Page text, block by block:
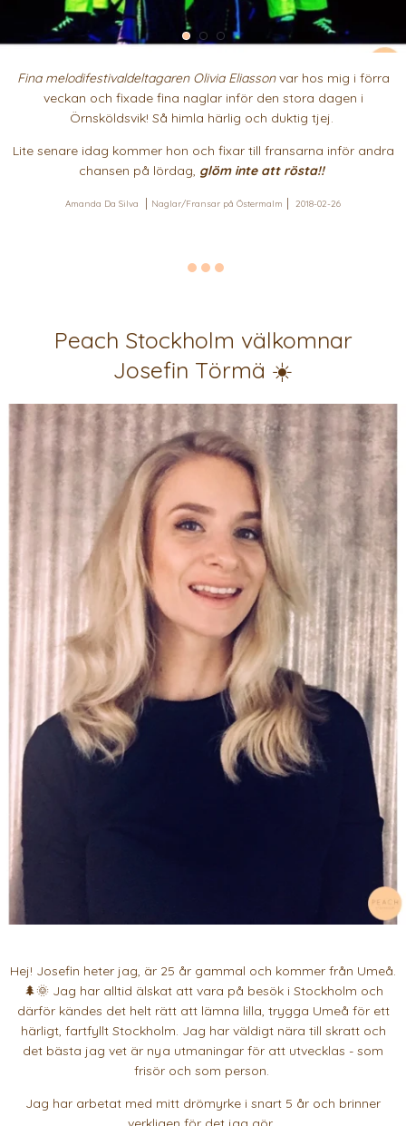
Fina melodifestivaldeltagaren Olivia Eliassonvar hos mig i förra
veckan och fixade fina naglar inför den stora dagen i
Örnsköldsvik! Så himla härlig och duktig tjej.
Lite senare idag kommer hon och fixar till fransarna inför andra
chansen på lördag, glöm inte att rösta!!
Amanda Da Silva Naglar/Fransar på Östermalm 2018-02-26
Peach Stockholm välkomnar
Josefin Törmä ☀️
Hej! Josefin heter jag, är 25 år gammal och kommer från Umeå.
🌲🌞 Jag har alltid älskat att vara på besök i Stockholm och
därför kändes det helt rätt att lämna lilla, trygga Umeå för ett
härligt, fartfyllt Stockholm. Jag har väldigt nära till skratt och
det bästa jag vet är nya utmaningar för att utvecklas - som
frisör och som person.
Jag har arbetat med mitt drömyrke i snart 5 år och brinner